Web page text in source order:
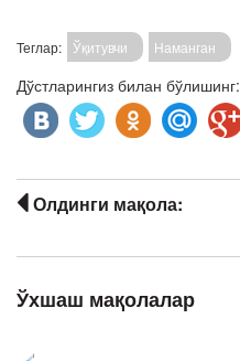
Теглар: Ўқитувчи Наманган
Дўстларингиз билан бўлишинг:
Олдинги мақола:
Ўхшаш мақолалар